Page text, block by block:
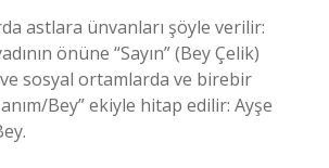
astlara ünvanları şöyle verilir:
önüne “Sayın” (Bey Çelik)
sosyal ortamlarda ve birebir
Bey” ekiyle hitap edilir: Ayşe